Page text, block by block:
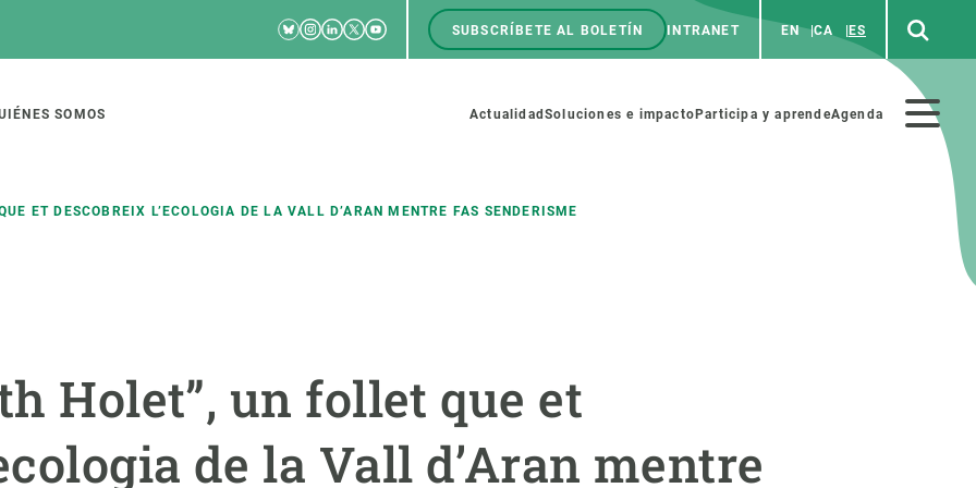
RRSS
Bluesky
Instagram
Linkedin
TwitterYoutube
Menú
top
SUBSCRÍBETE AL BOLETÍN INTRANET EN CA ES
SOMOS
Menú
secundario
Actualidad Soluciones e impacto Participa y aprendeAgenda
ET DESCOBREIX L’ECOLOGIA DE LA VALL D’ARAN MENTRE FAS SENDERISME
Holet”, un follet que et
de la Vall d’Aran mentre
de ecosistemas
Soluciones
Política y gestión
Estrategia de Recursos Humanos
Oportunidades académicas
Pide tu MSCA-PF COLABORA